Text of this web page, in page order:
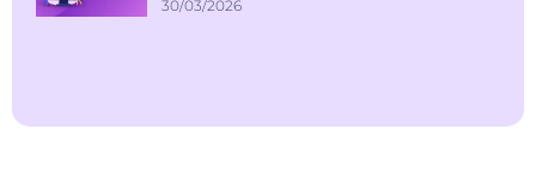
30/03/2026